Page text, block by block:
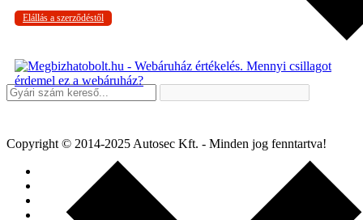
Elállás a szerződéstől
Copyright © 2014-2025 Autosec Kft. - Minden jog fenntartva!